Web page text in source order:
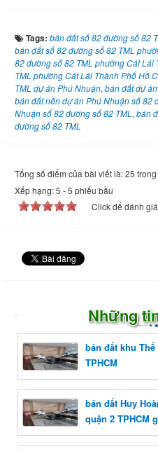
Tags: bán đất số 82 đường số 82
bán đất số 82 đường số 82 TML
82 đường số 82 TML phường Cát Lái
TML phường Cát Lái Thành Phố Hồ
TML dự án Phú Nhuận, bán đất dự
bán đất nền dự án Phú Nhuận số 82
Nhuận số 82 đường số 82 TML , bán
đường số 82 TML
Tổng số điểm của bài viết là: 25
Xếp hạng:5 -5 phiếu bầu
Click để đánh
Những
bán đất khu
TPHCM
bán đất Huy
quận 2 TPHCM